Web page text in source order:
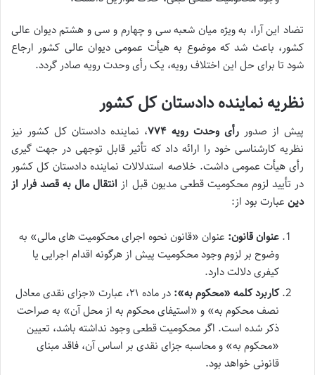
تضاد این آرا، به ویژه میان شعبه سی و چهارم و سی و هشتم دیوان عالی
کشور، باعث شد که موضوع به هیأت عمومی دیوان عالی کشور ارجاع
شود تا برای حل این اختلاف رویه، یک رأی وحدت رویه صادر گردد.
نظریه نماینده دادستان کل کشور
پیش از صدوررأی وحدت رویه ۷۷۴
، نماینده دادستان کل کشور نیز
نظریه کارشناسی خود را ارائه داد که تأثیر قابل توجهی در جهت گیری
رأی هیأت عمومی داشت. خلاصه استدلالات نماینده دادستان کل کشور
در تأیید لزوممحکومیت قطعی مدیون قبل از انتقال مال به قصد فرار از
دین عبارت بود از:
عنوان قانون: عنوان «قانون نحوه اجرای محکومیت های مالی» به
وضوح بر لزوم وجودمحکومیت پیش از هرگونه اقدام اجرایی یا
کیفری دلالت دارد.
کاربرد کلمه «محکوم به»:
در ماده ۲۱، عبارت «جزای نقدی معادل
نصف محکوم به» و «استیفای محکوم به از محل آن» به صراحت
ذکر شده است. اگر محکومیت قطعیوجود نداشته باشد، تعیین
«محکوم به» و محاسبه جزای نقدی بر اساس آن، فاقد مبنای
قانونی خواهد بود.